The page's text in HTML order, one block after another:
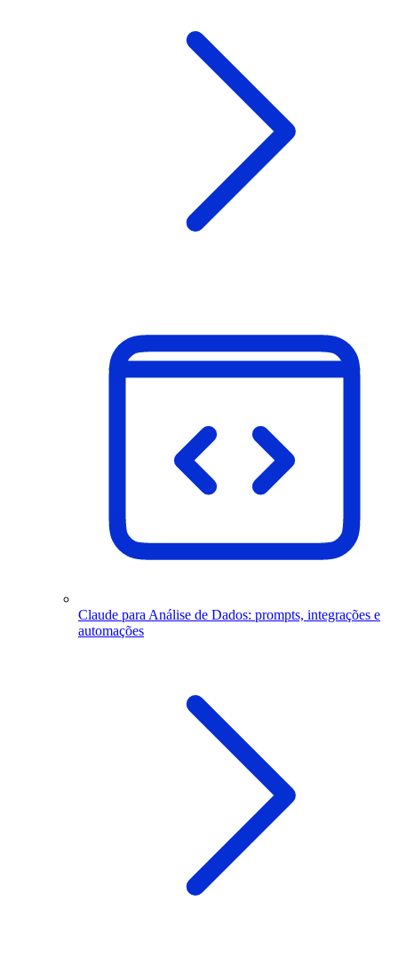
Claude para Análise de Dados: prompts, integrações e
automações